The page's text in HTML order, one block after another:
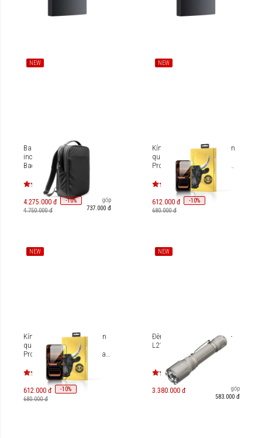
NEW
Balo cao cấp Laptop 15.6-
inch Tomtoc Voyage-T50
Backpack T50M1
4.275.000 đ -10%
4.750.000 đ
Trả góp
737.000 đ
NEW
Kính cường lực chống phản
quang cao cấp iPhone 17
Pro/iPhone 18 Pro Mipow
Kingbull VITALX AR HD
PREMIUM Silk BJ723-BK
612.000 đ -10%
680.000 đ
NEW
Kính cường lực chống phản
quang cao cấp iPhone 17
Pro Max/iPhone 18 Pro Max
Mipow Kingbull VITALX AR
HD PREMIUM Silk BJ724-BK
612.000 đ -10%
680.000 đ
NEW
Đèn pin Fenix TK21R (ARB-
L21-6000)
3.380.000 đ
Trả góp
583.000 đ